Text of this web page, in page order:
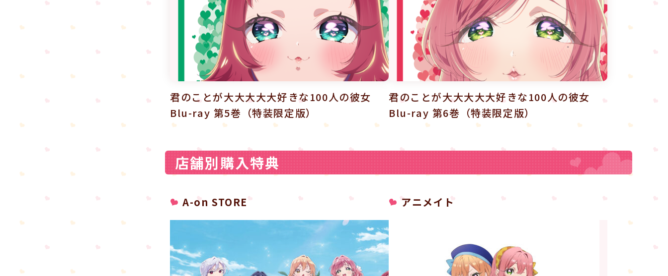
君のことが大大大大大好きな100人の彼女
Blu-ray 第5巻（特装限定版）
君のことが大大大大大好きな100人の彼女
Blu-ray 第6巻（特装限定版）
店舗別購入特典
A-on STORE アニメイト